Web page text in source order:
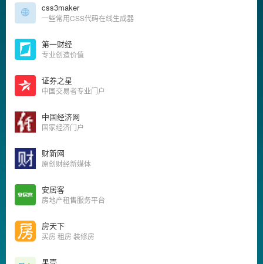
css3maker
一些常用CSS代码在线生成器
第一财经
专业创造价值
证券之星
中国交易者专业门户
中国经济网
国家经济门户
财新网
原创财经新媒体
安居客
房地产租售服务平台
房天下
买房 租房 装修房